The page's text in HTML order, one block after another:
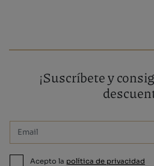
¡Suscríbete y
Acepto la política de privacidad